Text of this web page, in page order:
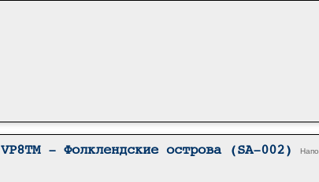
VP8TM - Фолклендские острова (SA-002)